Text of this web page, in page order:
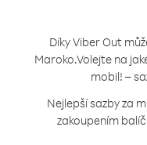
Díky Viber Out
Maroko.Volejte na
mobil! –
Nejlepší sazby za
zakoupením